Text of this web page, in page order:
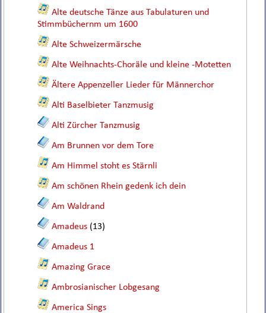
Alte deutsche Tänze aus Tabulaturen und
Stimmbüchernm um 1600
Alte Schweizermärsche
Alte Weihnachts-Choräle und kleine -Motetten
Ältere Appenzeller Lieder für Männerchor
Alti Baselbieter Tanzmusig
Alti Zürcher Tanzmusig
Am Brunnen vor dem Tore
Am Himmel stoht es Stärnli
Am schönen Rhein gedenk ich dein
Am Waldrand
Amadeus (13)
Amadeus 1
Amazing Grace
Ambrosianischer Lobgesang
America Sings